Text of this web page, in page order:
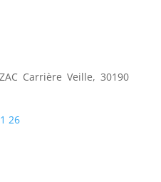
Carrière Veille, 30190
26